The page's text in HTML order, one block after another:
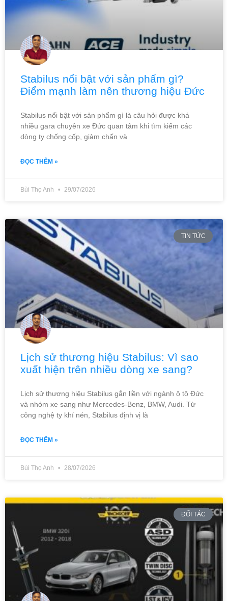
Stabilus nổi bật với sản phẩm gì?
Điểm mạnh làm nên thương hiệu Đức
Stabilus nổi bật với sản phẩm gì là câu hỏi được khá
nhiều gara chuyên xe Đức quan tâm khi tìm kiếm các
dòng ty chống cốp, giảm chấn và
ĐỌC THÊM »
Bùi Thọ Anh 29/07/2026
TIN TỨC
Lịch sử thương hiệu Stabilus: Vì sao
xuất hiện trên nhiều dòng xe sang?
Lịch sử thương hiệu Stabilus gắn liền với ngành ô tô Đức
và nhóm xe sang như Mercedes-Benz, BMW, Audi. Từ
công nghệ ty khí nén, Stabilus định vị là
ĐỌC THÊM »
Bùi Thọ Anh 28/07/2026
ĐỐI TÁC